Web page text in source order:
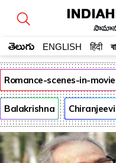
తెలుగు ENGLISH हिंदी
Romance-scenes-in-
Balakrishna Chiranjeevi